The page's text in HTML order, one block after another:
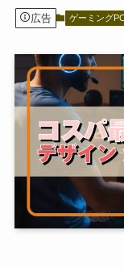
広告 ゲーミング